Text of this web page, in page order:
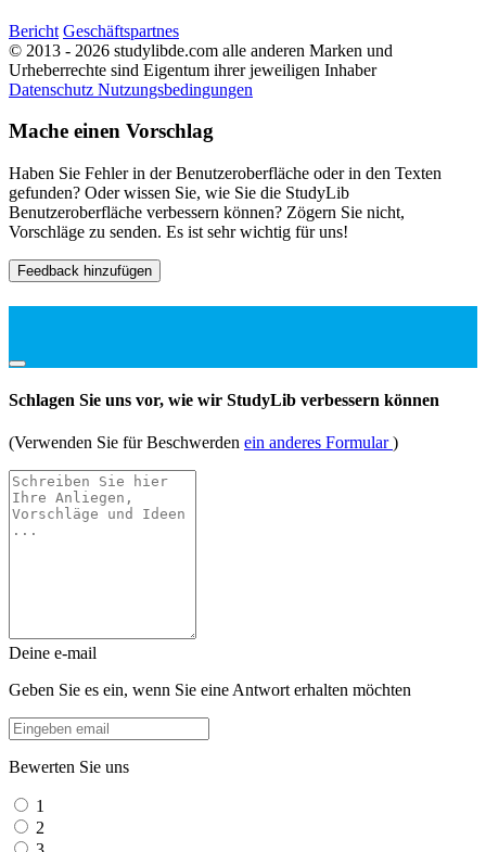
Bericht Geschäftspartnes
© 2013 - 2026 studylibde.com alle anderen Marken und
Urheberrechte sind Eigentum ihrer jeweiligen Inhaber
Datenschutz Nutzungsbedingungen
Mache einen Vorschlag
Haben Sie Fehler in der Benutzeroberfläche oder in den Texten
gefunden? Oder wissen Sie, wie Sie die StudyLib
Benutzeroberfläche verbessern können? Zögern Sie nicht,
Vorschläge zu senden. Es ist sehr wichtig für uns!
Feedback hinzufügen
Schlagen Sie uns vor, wie wir StudyLib verbessern können
(Verwenden Sie für Beschwerden ein anderes Formular)
Deine e-mail
Geben Sie es ein, wenn Sie eine Antwort erhalten möchten
Bewerten Sie uns
1
2